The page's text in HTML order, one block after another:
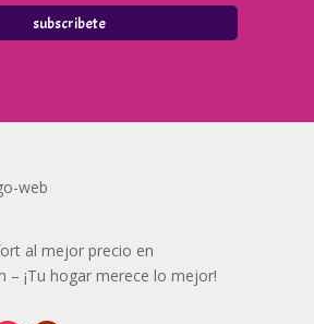
subscribete
al mejor precio en
– ¡Tu hogar merece lo mejor!